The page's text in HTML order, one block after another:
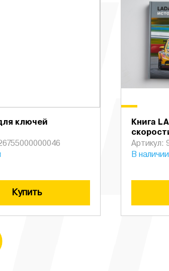
ключей
Купить
Книга
Артикул:
В наличии